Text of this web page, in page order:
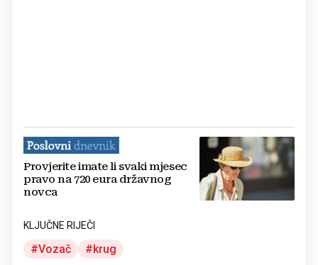
Provjerite imate li svaki mjesec
pravo na 720 eura državnog
novca
KLJUČNE RIJEČI
Vozač krug